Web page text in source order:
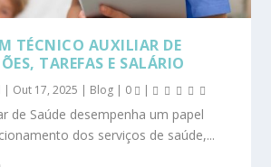
TÉCNICO AUXILIAR DE
TAREFAS E SALÁRIO
| Out 17, 2025 | Blog | 0 |
de Saúde desempenha um papel
dos serviços de saúde,...